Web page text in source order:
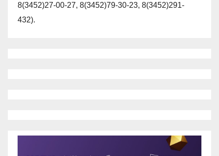
8(3452)27-00-27, 8(3452)79-30-23, 8(3452)291-
432).